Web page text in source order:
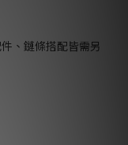
、鏈條搭配皆需另